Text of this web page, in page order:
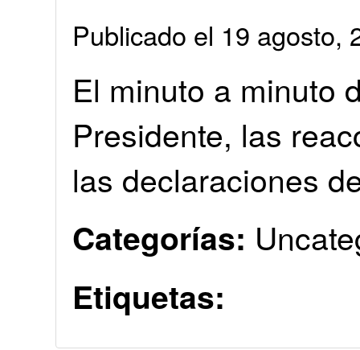
Publicado el 19 agosto,
El minuto a minuto
Presidente, las
las declaraciones
Categorías:
Etiquetas: